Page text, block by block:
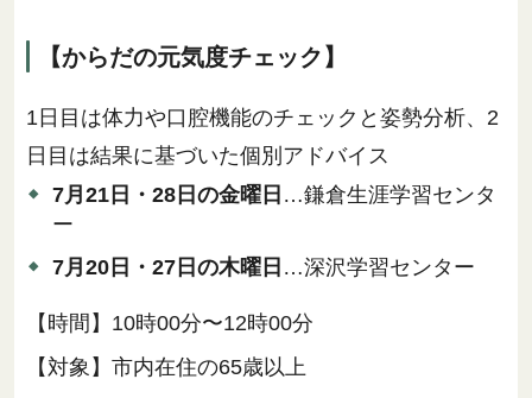
【からだの元気度チェック】
1日目は体力や口腔機能のチェックと姿勢分析、2
日目は結果に基づいた個別アドバイス
7月21日・28日の金曜日 …鎌倉生涯学習センタ
ー
7月20日・27日の木曜日 …深沢学習センター
【時間】10時00分〜12時00分
【対象】市内在住の65歳以上